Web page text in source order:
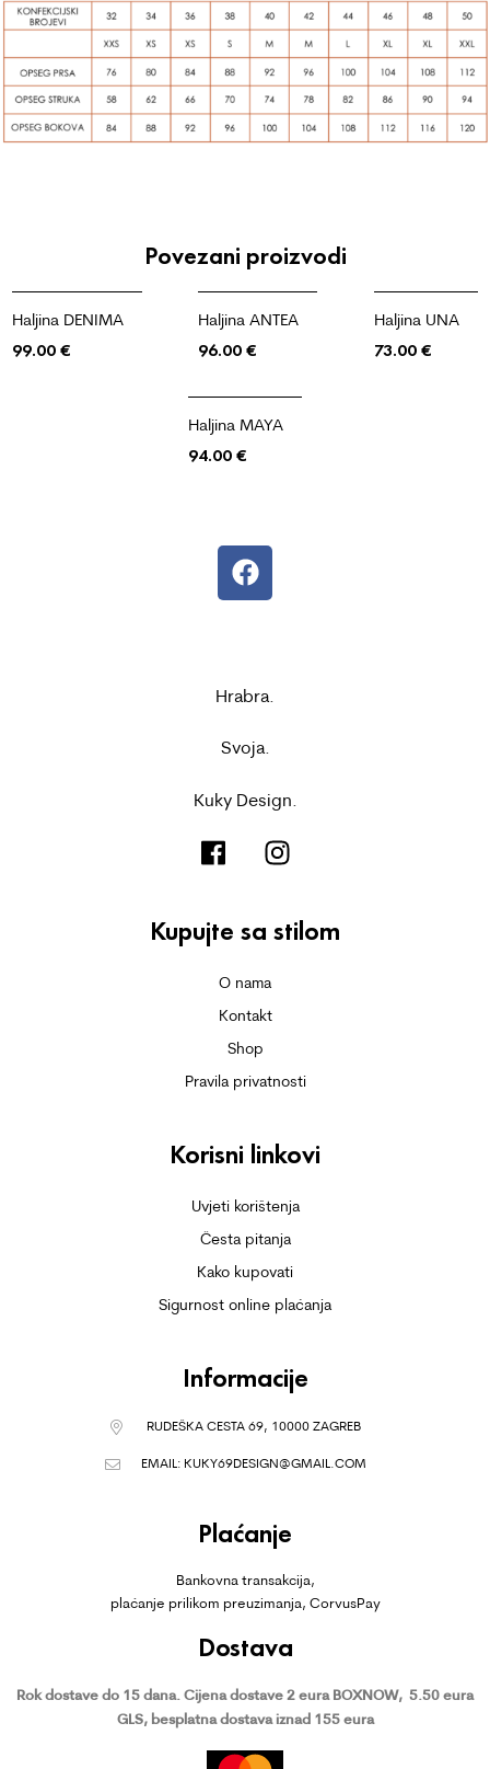
Povezani proizvodi
Haljina DENIMA
99.00 €
Haljina ANTEA
96.00€
Haljina UNA
73.00€
Haljina MAYA
94.00 €
Hrabra.
Svoja.
Kuky Design.
Kupujte sa stilom
O nama
Kontakt
Shop
Pravila privatnosti
Korisni linkovi
Uvjeti korištenja
Česta pitanja
Kako kupovati
Sigurnost online plaćanja
Informacije
RUDEŠKA CESTA 69, 10000 ZAGREB
EMAIL: KUKY69DESIGN@GMAIL.COM
Plaćanje
Bankovna transakcija,
plaćanje prilikom preuzimanja, CorvusPay
Dostava
Rok dostave do 15 dana. Cijena dostave 2 eura BOXNOW, 5.50 eura
GLS, besplatna dostava iznad 155 eura